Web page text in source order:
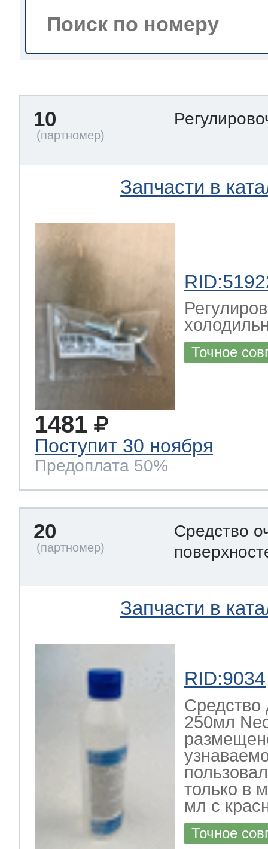
по уходу
10
Запчасти в
Точное
1481
Поступит 30 ноября
Предоплата 50%
20
Средство
Запчасти в
RID:9034
Средство
250мл
только в
мл с
Точное